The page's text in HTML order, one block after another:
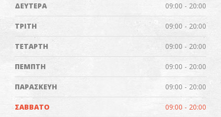
ΔΕΥΤΕΡΑ 09:00 - 20:00
ΤΡΙΤΗ 09:00 - 20:00
ΤΕΤΑΡΤΗ 09:00 - 20:00
ΠΕΜΠΤΗ 09:00 - 20:00
ΠΑΡΑΣΚΕΥΗ 09:00 - 20:00
ΣΑΒΒΑΤΟ 09:00 - 20:00